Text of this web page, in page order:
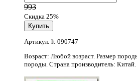
993
Скидка 25%
Артикул: lt-090747
Возраст: Любой возраст. Размер
породы. Страна производитель: Китай.